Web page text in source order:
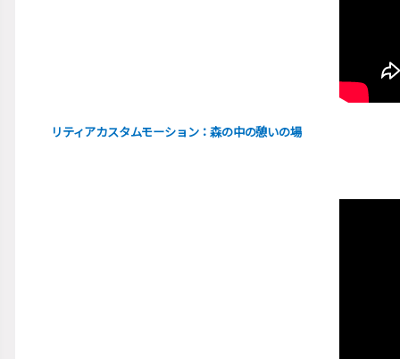
リティアカスタムモーション：森の中の憩いの場